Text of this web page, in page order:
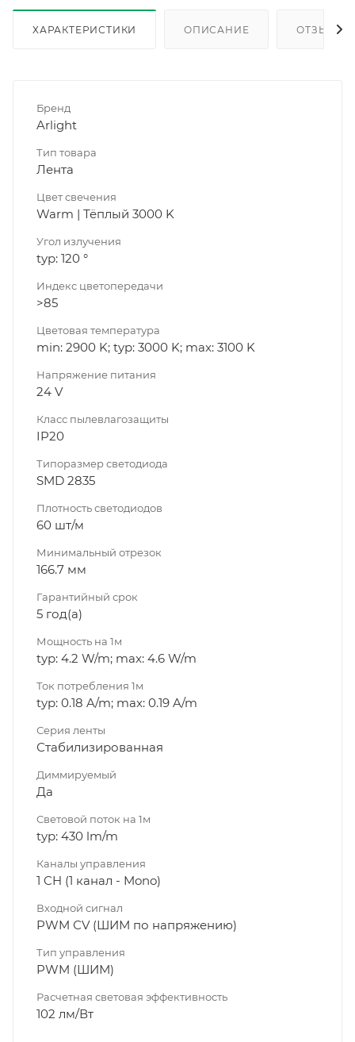
ХАРАКТЕРИСТИКИ ОПИСАНИЕ ОТЗЫВЫ
Бренд
Arlight
Тип товара
Лента
Цвет свечения
Warm | Тёплый 3000 K
Угол излучения
typ: 120 °
Индекс цветопередачи
>85
Цветовая температура
min: 2900 K; typ: 3000 K; max: 3100 K
Напряжение питания
24 V
Класс пылевлагозащиты
IP20
Типоразмер светодиода
SMD 2835
Плотность светодиодов
60 шт/м
Минимальный отрезок
166.7 мм
Гарантийный срок
5 год(а)
Мощность на 1м
typ: 4.2 W/m; max: 4.6 W/m
Ток потребления 1м
typ: 0.18 A/m; max: 0.19 A/m
Серия ленты
Стабилизированная
Диммируeмый
Да
Световой поток на 1м
typ: 430 lm/m
Каналы управления
1 CH (1 канал - Mono)
Входной сигнал
PWM СV (ШИМ по напряжению)
Тип управления
PWM (ШИМ)
Расчетная световая эффективность
102 лм/Вт